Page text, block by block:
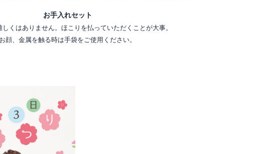
お手入れセット
しくはありません。ほこりを払っていただくことが大事。
お顔、金属を触る時は手袋をご使用ください。